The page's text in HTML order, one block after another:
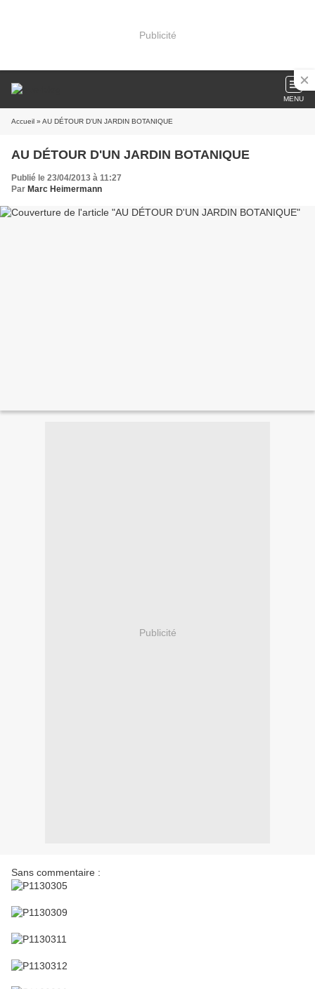
Publicité
MENU
Accueil » AU DÉTOUR D'UN JARDIN BOTANIQUE
AU DÉTOUR D'UN JARDIN BOTANIQUE
Publié le 23/04/2013 à 11:27
Par Marc Heimermann
Publicité
Sans commentaire :